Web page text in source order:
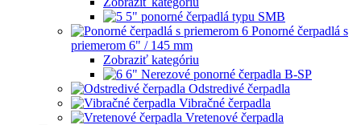
5" ponorné čerpadlá typu SMB
Ponorné čerpadlá s
priemerom 6" / 145 mm
Zobraziť kategóriu
6" Nerezové ponorné čerpadla B-SP
Odstredivé čerpadla
Vibračné čerpadla
Vretenové čerpadla